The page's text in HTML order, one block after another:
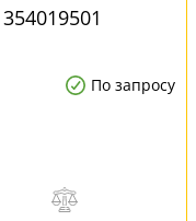
По запросу